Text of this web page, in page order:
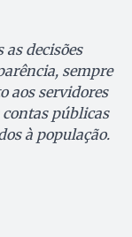
decisões
sempre
aos servidores
públicas
à população.